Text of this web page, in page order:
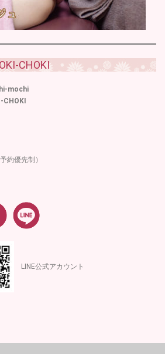
CHOKI
mochi
CHOKI
約優先制）
LINE公式アカウント